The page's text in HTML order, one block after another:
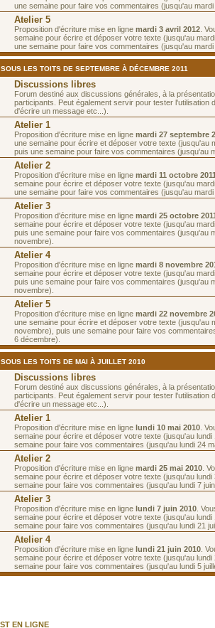
une semaine pour faire vos commentaires (jusqu'au
Atelier 5
Proposition d'écriture mise en ligne mardi 3 avril 2012 .
semaine pour écrire et déposer votre texte (jusqu'au
une semaine pour faire vos commentaires (jusqu'au
LES TOITS DE SEPTEMBRE À DÉCEMBRE 2011
Discussions libres
Forum destiné aux discussions générales, à la
participants. Peut également servir pour tester l'utilisation
d'écrire un message etc...).
Atelier 1
Proposition d'écriture mise en ligne mardi 27 septembre
une semaine pour écrire et déposer votre texte (jusqu'au
puis une semaine pour faire vos commentaires (jusqu'au
Atelier 2
Proposition d'écriture mise en ligne mardi 11 octobre
semaine pour écrire et déposer votre texte (jusqu'au
une semaine pour faire vos commentaires (jusqu'au
Atelier 3
Proposition d'écriture mise en ligne mardi 25 octobre
semaine pour écrire et déposer votre texte (jusqu'au
puis une semaine pour faire vos commentaires (jusqu'au
novembre).
Atelier 4
Proposition d'écriture mise en ligne mardi 8 novembre
semaine pour écrire et déposer votre texte (jusqu'au
puis une semaine pour faire vos commentaires (jusqu'au
novembre).
Atelier 5
Proposition d'écriture mise en ligne mardi 22 novembre
une semaine pour écrire et déposer votre texte (jusqu'au
novembre), puis une semaine pour faire vos
6 décembre).
LES TOITS DE MAI À JUILLET 2010
Discussions libres
Forum destiné aux discussions générales, à la
participants. Peut également servir pour tester l'utilisation
d'écrire un message etc...).
Atelier 1
Proposition d'écriture mise en ligne lundi 10 mai 2010 .
semaine pour écrire et déposer votre texte (jusqu'au lundi
semaine pour faire vos commentaires (jusqu'au lundi 24
Atelier 2
Proposition d'écriture mise en ligne mardi 25 mai 2010 .
semaine pour écrire et déposer votre texte (jusqu'au lundi
semaine pour faire vos commentaires (jusqu'au lundi 7
Atelier 3
Proposition d'écriture mise en ligne lundi 7 juin 2010 .
semaine pour écrire et déposer votre texte (jusqu'au lundi
semaine pour faire vos commentaires (jusqu'au lundi 21
Atelier 4
Proposition d'écriture mise en ligne lundi 21 juin 2010 .
semaine pour écrire et déposer votre texte (jusqu'au lundi
semaine pour faire vos commentaires (jusqu'au lundi 5
EN LIGNE